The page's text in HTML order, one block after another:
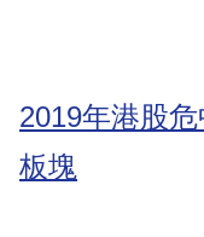
2019年港股
板塊